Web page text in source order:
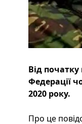
Від
Федерації
2020 року.
Про це